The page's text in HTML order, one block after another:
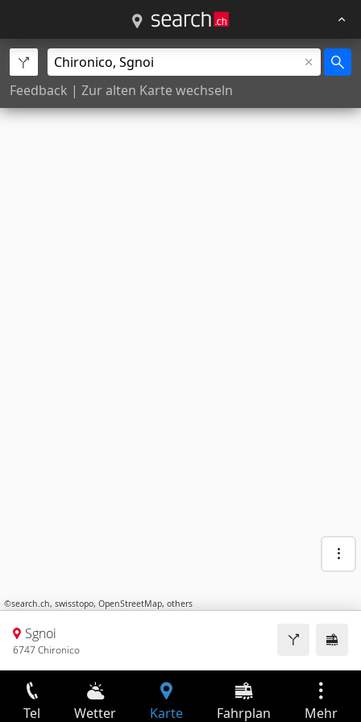
Feedback | Zur alten Karte wechseln
©search.ch, swisstopo, OpenStreetMap, others
Sgnoi
6747 Chironico
Tel Wetter Karte Fahrplan Mehr